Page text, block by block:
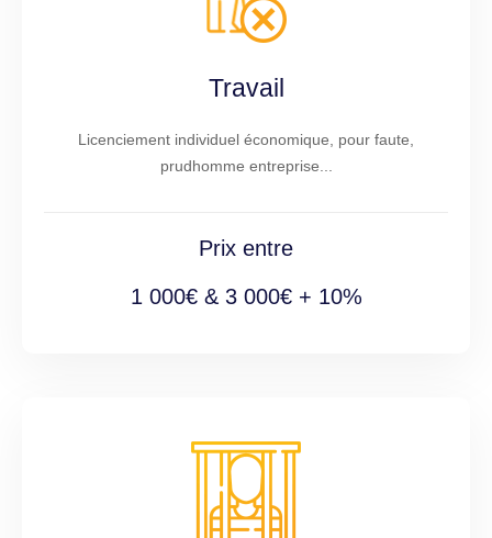
Travail
Licenciement individuel économique, pour faute,
prudhomme entreprise...
Prix entre
1 000€ & 3 000€ + 10%